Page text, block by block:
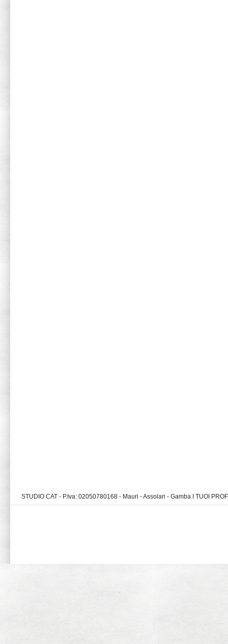
STUDIO CAT - P.Iva: 02050780168 - Mauri - Assolari - Gamba I TUOI